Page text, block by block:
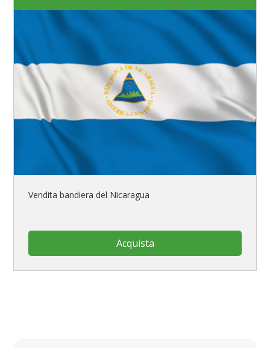
Vendita bandiera del Nicaragua
Acquista